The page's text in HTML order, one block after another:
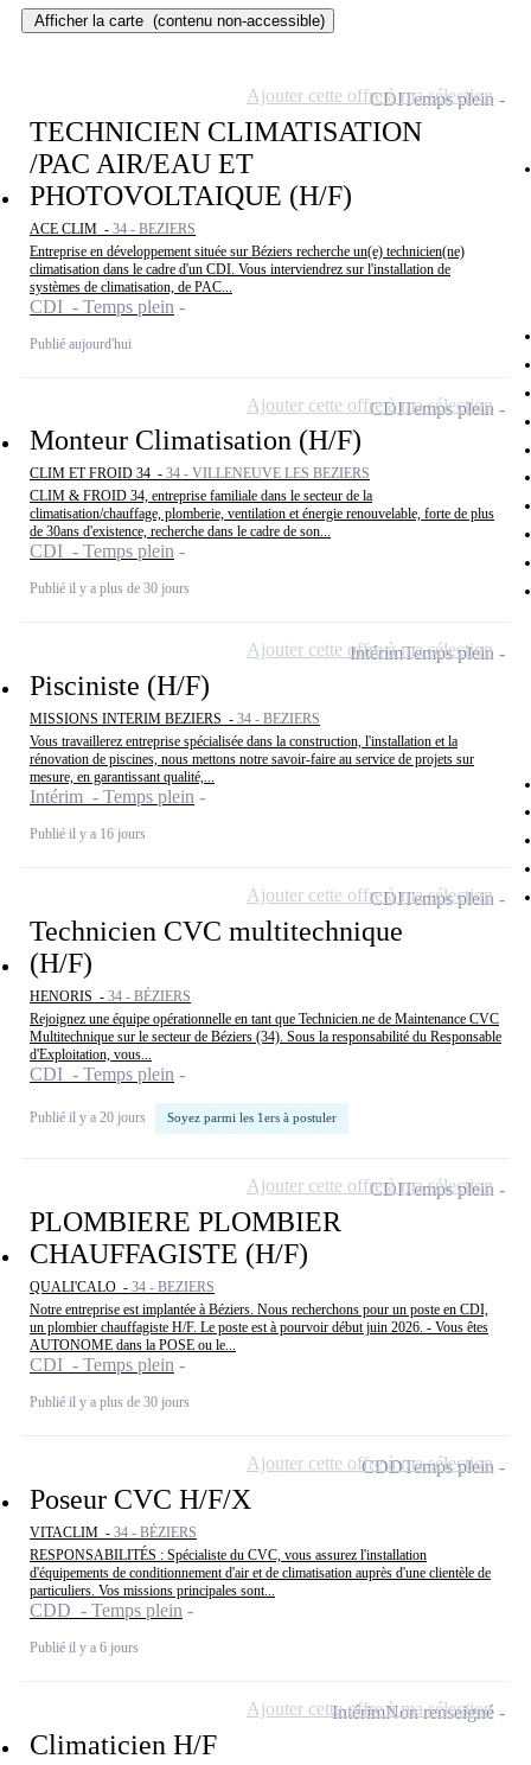
Afficher la carte (contenu non-accessible)
TECHNICIEN CLIMATISATION
/PAC AIR/EAU ET
PHOTOVOLTAIQUE (H/F)
ACE CLIM - 34 - BEZIERS
Entreprise en développement située sur Béziers recherche un(e) technicien(ne)
climatisation dans le cadre d'un CDI. Vous interviendrez sur l'installation de
systèmes de climatisation, de PAC...
CDI - Temps plein
Publié aujourd'hui
CDITemps plein
Ajouter cette offre à ma sélection
Monteur Climatisation (H/F)
CLIM ET FROID 34 - 34 - VILLENEUVE LES BEZIERS
CLIM & FROID 34, entreprise familiale dans le secteur de la
climatisation/chauffage, plomberie, ventilation et énergie renouvelable, forte de plus
de 30ans d'existence, recherche dans le cadre de son...
CDI - Temps plein
Publié il y a plus de 30 jours
CDITemps plein
Ajouter cette offre à ma sélection
Pisciniste (H/F)
MISSIONS INTERIM BEZIERS - 34 - BEZIERS
Vous travaillerez entreprise spécialisée dans la construction, l'installation et la
rénovation de piscines, nous mettons notre savoir-faire au service de projets sur
mesure, en garantissant qualité,...
Intérim - Temps plein
Publié il y a 16 jours
IntérimTemps plein
Ajouter cette offre à ma sélection
Technicien CVC multitechnique
(H/F)
HENORIS - 34 - BÉZIERS
Rejoignez une équipe opérationnelle en tant que Technicien.ne de Maintenance CVC
Multitechnique sur le secteur de Béziers (34). Sous la responsabilité du Responsable
d'Exploitation, vous...
CDI - Temps plein
Publié il y a 20 jours Soyez parmi les 1ers à postuler
CDITemps plein
Ajouter cette offre à ma sélection
PLOMBIERE PLOMBIER
CHAUFFAGISTE (H/F)
QUALI'CALO - 34 - BEZIERS
Notre entreprise est implantée à Béziers. Nous recherchons pour un poste en CDI,
un plombier chauffagiste H/F. Le poste est à pourvoir début juin 2026. - Vous êtes
AUTONOME dans la POSE ou le...
CDI - Temps plein
Publié il y a plus de 30 jours
CDITemps plein
Ajouter cette offre à ma sélection
Poseur CVC H/F/X
VITACLIM - 34 - BÉZIERS
RESPONSABILITÉS : Spécialiste du CVC, vous assurez l'installation
d'équipements de conditionnement d'air et de climatisation auprès d'une clientèle de
particuliers. Vos missions principales sont...
CDD - Temps plein
Publié il y a 6 jours
CDDTemps plein
Ajouter cette offre à ma sélection
Climaticien H/F
IntérimNon renseigné
Ajouter cette offre à ma sélection